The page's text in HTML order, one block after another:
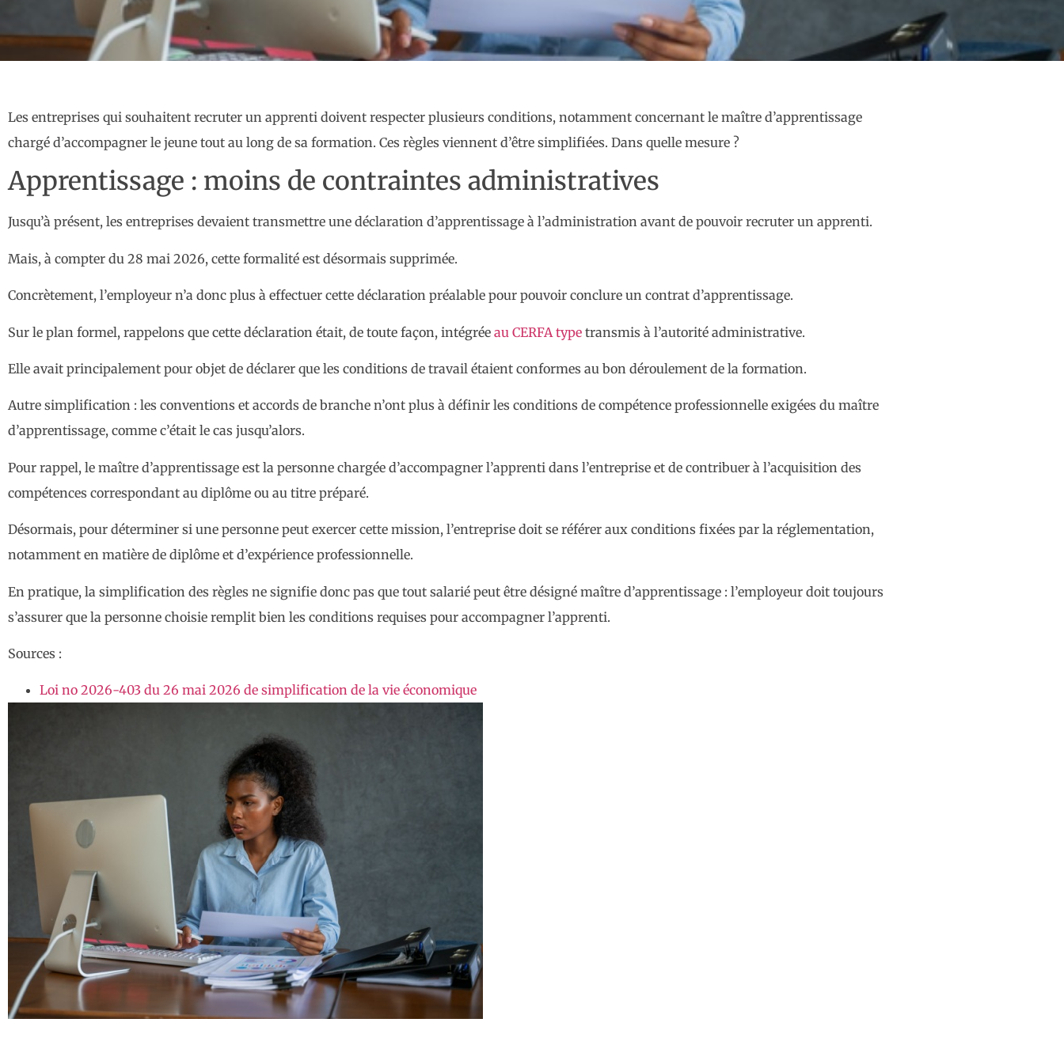
Les entreprises qui souhaitent recruter un apprenti doivent respecter plusieurs conditions, notamment concernant le maître d’apprentissage
chargé d’accompagner le jeune tout au long de sa formation. Ces règles viennent d’être simplifiées. Dans quelle mesure ?
Apprentissage : moins de contraintes administratives
Jusqu’à présent, les entreprises devaient transmettre une déclaration d’apprentissage à l’administration avant de pouvoir recruter un apprenti.
Mais, à compter du 28 mai 2026, cette formalité est désormais supprimée.
Concrètement, l’employeur n’a donc plus à effectuer cette déclaration préalable pour pouvoir conclure un contrat d’apprentissage.
Sur le plan formel, rappelons que cette déclaration était, de toute façon, intégrée au CERFA type transmis à l’autorité administrative.
Elle avait principalement pour objet de déclarer que les conditions de travail étaient conformes au bon déroulement de la formation.
Autre simplification : les conventions et accords de branche n’ont plus à définir les conditions de compétence professionnelle exigées du maître
d’apprentissage, comme c’était le cas jusqu’alors.
Pour rappel, le maître d’apprentissage est la personne chargée d’accompagner l’apprenti dans l’entreprise et de contribuer à l’acquisition des
compétences correspondant au diplôme ou au titre préparé.
Désormais, pour déterminer si une personne peut exercer cette mission, l’entreprise doit se référer aux conditions fixées par la réglementation,
notamment en matière de diplôme et d’expérience professionnelle.
En pratique, la simplification des règles ne signifie donc pas que tout salarié peut être désigné maître d’apprentissage : l’employeur doit toujours
s’assurer que la personne choisie remplit bien les conditions requises pour accompagner l’apprenti.
Sources :
Loi no 2026-403 du 26 mai 2026 de simplification de la vie économique